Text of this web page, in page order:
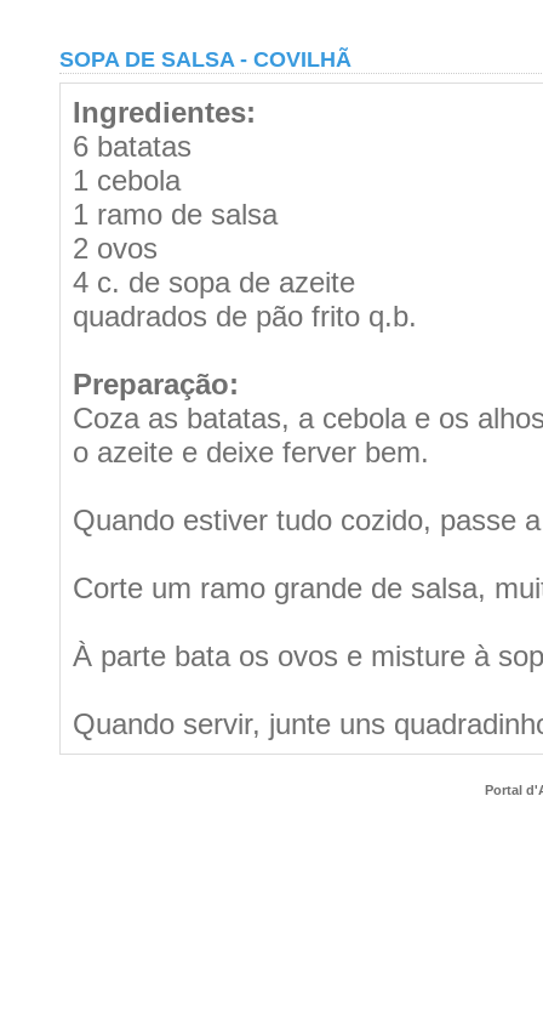
SOPA DE SALSA - COVILHÃ
Ingredientes:
6 batatas
1 cebola
1 ramo de salsa
2 ovos
4 c. de sopa de azeite
quadrados de pão frito q.b.
Preparação:
Coza as batatas, a cebola e os
o azeite e deixe ferver bem.
Quando estiver tudo cozido, passe
Corte um ramo grande de salsa,
À parte bata os ovos e misture à
Quando servir, junte uns
Portal